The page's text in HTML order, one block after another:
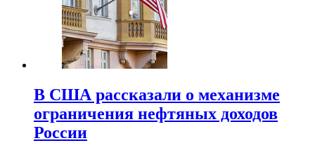
В США рассказали о механизме
ограничения нефтяных доходов
России